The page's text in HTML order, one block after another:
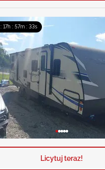
17h : 57m : 32s
Licytuj teraz!